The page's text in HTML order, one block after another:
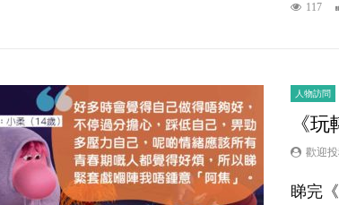
117
人物訪問
《
歡迎
睇完